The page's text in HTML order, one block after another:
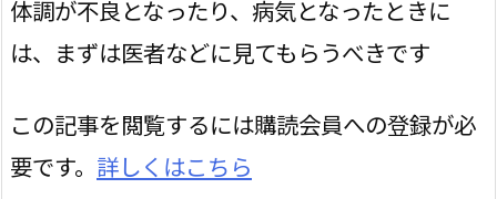
体調が不良となったり、病気となったときに
は、まずは医者などに見てもらうべきです
この記事を閲覧するには購読会員への登録が必
要です。 詳しくはこちら